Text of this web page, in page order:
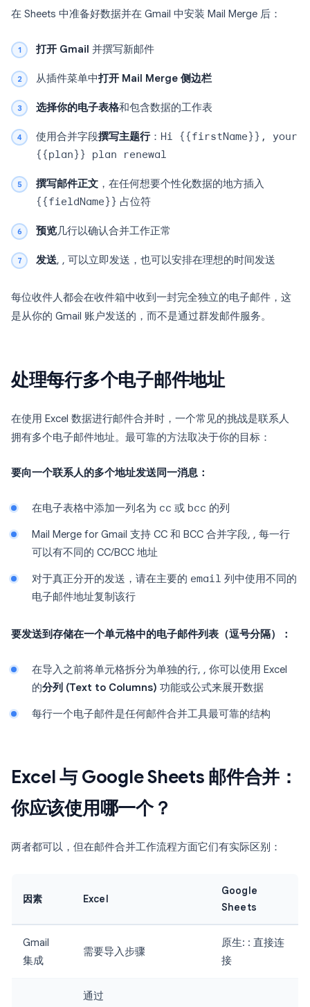
在 Sheets 中准备好数据并在 Gmail 中安装 Mail Merge 后：
打开 Gmail 并撰写新邮件
从插件菜单中打开 Mail Merge 侧边栏
选择你的电子表格和包含数据的工作表
使用合并字段撰写主题行： Hi {{firstName}}, your
{{plan}} plan renewal
撰写邮件正文 ，在任何想要个性化数据的地方插入
{{fieldName}} 占位符
预览几行以确认合并工作正常
发送, , 可以立即发送，也可以安排在理想的时间发送
每位收件人都会在收件箱中收到一封完全独立的电子邮件，这
是从你的 Gmail 账户发送的，而不是通过群发邮件服务。
处理每行多个电子邮件地址
在使用 Excel 数据进行邮件合并时，一个常见的挑战是联系人
拥有多个电子邮件地址。最可靠的方法取决于你的目标：
要向一个联系人的多个地址发送同一消息：
在电子表格中添加一列名为 cc 或 bcc 的列
Mail Merge for Gmail 支持 CC 和 BCC 合并字段, , 每一行
可以有不同的 CC/BCC 地址
对于真正分开的发送，请在主要的 email 列中使用不同的
电子邮件地址复制该行
要发送到存储在一个单元格中的电子邮件列表（逗号分隔）：
在导入之前将单元格拆分为单独的行, , 你可以使用 Excel
的分列 (Text to Columns) 功能或公式来展开数据
每行一个电子邮件是任何邮件合并工具最可靠的结构
Excel 与 Google Sheets 邮件合并：
你应该使用哪一个？
两者都可以，但在邮件合并工作流程方面它们有实际区别：
因素 Excel
Google
Sheets
Gmail
集成
需要导入步骤
原生: : 直接连
接
通过